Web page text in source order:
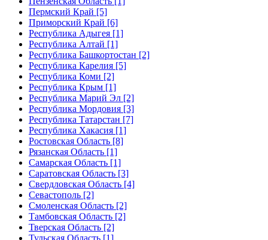
Пермский Край [5]
Приморский Край [6]
Республика Адыгея [1]
Республика Алтай [1]
Республика Башкортостан [2]
Республика Карелия [5]
Республика Коми [2]
Республика Крым [1]
Республика Марий Эл [2]
Республика Мордовия [3]
Республика Татарстан [7]
Республика Хакасия [1]
Ростовская Область [8]
Рязанская Область [1]
Самарская Область [1]
Саратовская Область [3]
Свердловская Область [4]
Севастополь [2]
Смоленская Область [2]
Тамбовская Область [2]
Тверская Область [2]
Тульская Область [1]